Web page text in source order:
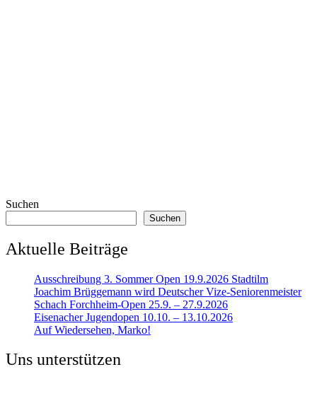
Suchen
Suchen
Aktuelle Beiträge
Ausschreibung 3. Sommer Open 19.9.2026 Stadtilm
Joachim Brüggemann wird Deutscher Vize-Seniorenmeister
Schach Forchheim-Open 25.9. – 27.9.2026
Eisenacher Jugendopen 10.10. – 13.10.2026
Auf Wiedersehen, Marko!
Uns unterstützen